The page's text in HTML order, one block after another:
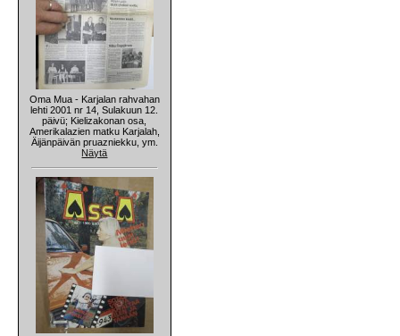
Oma Mua - Karjalan rahvahan
lehti 2001 nr 14, Sulakuun 12.
päivü; Kielizakonan osa,
Amerikalazien matku Karjalah,
Äijänpäivän pruazniekku, ym.
Näytä